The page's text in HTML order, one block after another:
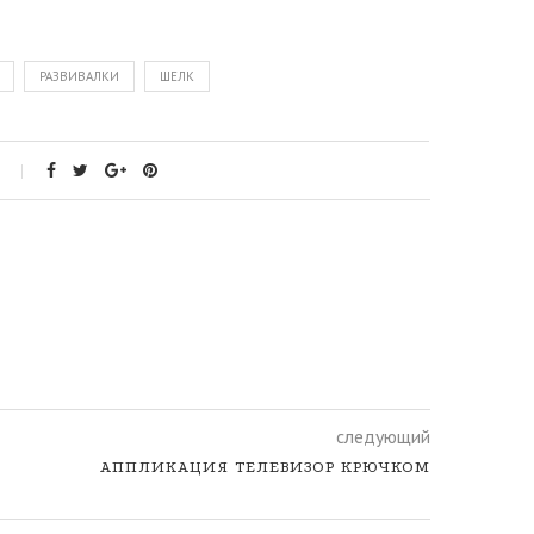
РАЗВИВАЛКИ ШЕЛК
следующий
АППЛИКАЦИЯ ТЕЛЕВИЗОР КРЮЧКОМ